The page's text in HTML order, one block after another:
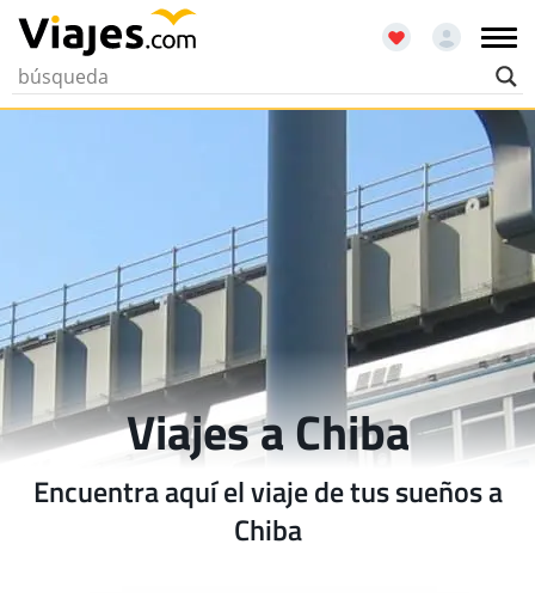
Viajes a Chiba
Encuentra aquí el viaje de tus sueños a
Chiba